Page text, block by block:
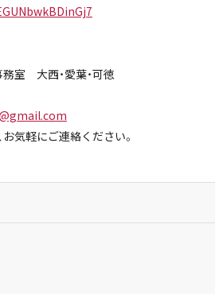
室 大西・愛葉・可徳
気軽にご連絡ください。